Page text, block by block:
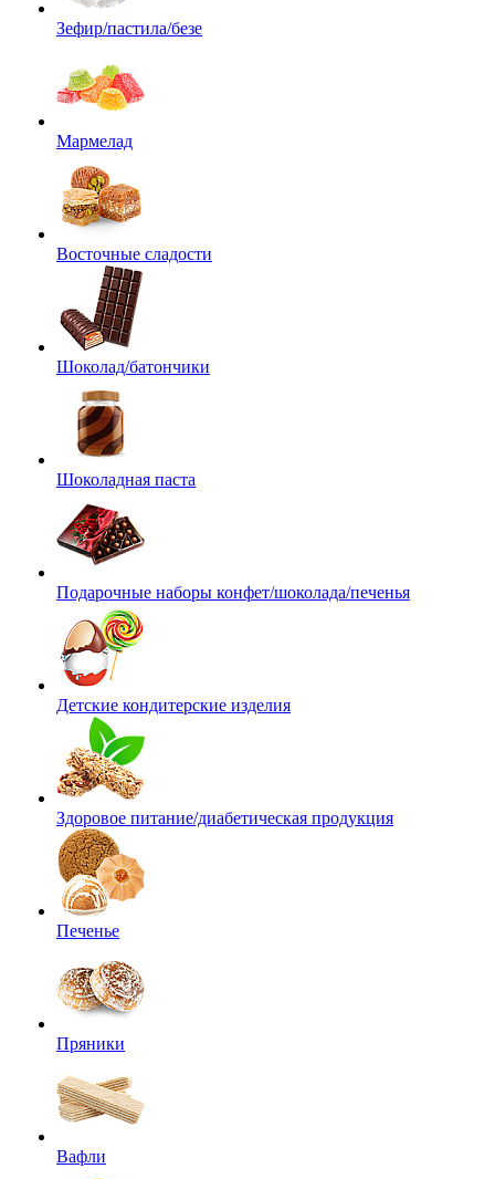
Зефир/пастила/безе
Мармелад
Восточные сладости
Шоколад/батончики
Шоколадная паста
Подарочные наборы конфет/шоколада/печенья
Детские кондитерские изделия
Здоровое питание/диабетическая продукция
Печенье
Пряники
Вафли